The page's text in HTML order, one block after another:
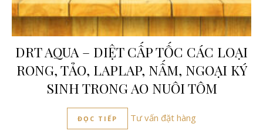
DRT AQUA – DIỆT CẤP TỐC CÁC LOẠI
RONG, TẢO, LAPLAP, NẤM, NGOẠI KÝ
SINH TRONG AO NUÔI TÔM
ĐỌC TIẾP Tư vấn đặt hàng